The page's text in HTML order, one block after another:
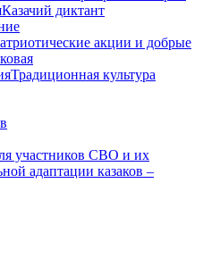
Казачий диктант
акции и добрые
Традиционная культура
участников СВО и их
адаптации казаков –